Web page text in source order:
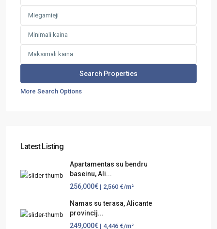
More Search Options
Latest Listing
Apartamentas su bendru
baseinu, Ali...
256,000€ | 2,560 €/m²
Namas su terasa, Alicante
provincij...
249,000€ | 4,446 €/m²